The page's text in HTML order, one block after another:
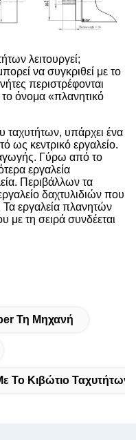
λειτουργεί;
να συγκριθεί με το
περιστρέφονται
όνομα «πλανητικό
ταχυτήτων, υπάρχει ένα
ως κεντρικό εργαλείο.
Γύρω από το
εργαλεία
Περιβάλλων τα
δαχτυλιδιών που
εργαλεία πλανητών
με τη σειρά συνδέεται
Τη Μηχανή
Το Κιβώτιο Ταχυτήτων